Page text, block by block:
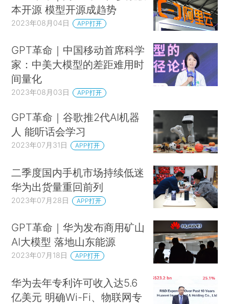
本开源 模型开源成趋势
2023年08月04日 APP打开
GPT革命｜中国移动首席科学
家：中美大模型的差距难用时
间量化
2023年08月03日 APP打开
GPT革命｜谷歌推2代AI机器
人 能听话会学习
2023年07月31日 APP打开
二季度国内手机市场持续低迷
华为出货量重回前列
2023年07月28日 APP打开
GPT革命｜华为发布商用矿山
AI大模型 落地山东能源
2023年07月18日 APP打开
华为去年专利许可收入达5.6
亿美元 明确Wi-Fi、物联网专